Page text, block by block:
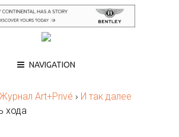
NAVIGATION
Журнал Art+Privé › И так далее
хода